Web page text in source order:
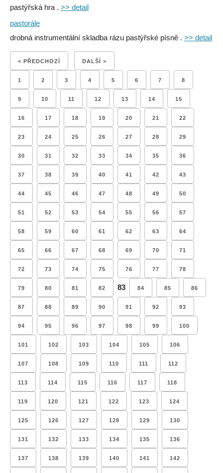
pastýřská hra . >> detail
pastorále
drobná instrumentální skladba rázu pastýřské písně . >> detail
< PŘEDCHOZÍ DALŠÍ >
1 2 3 4 5 6 7 8
9 10 11 12 13 14 15
16 17 18 19 20 21 22
23 24 25 26 27 28 29
30 31 32 33 34 35 36
37 38 39 40 41 42 43
44 45 46 47 48 49 50
51 52 53 54 55 56 57
58 59 60 61 62 63 64
65 66 67 68 69 70 71
72 73 74 75 76 77 78
79 80 81 82 83 84 85 86
87 88 89 90 91 92 93
94 95 96 97 98 99 100
101 102 103 104 105 106
107 108 109 110 111 112
113 114 115 116 117 118
119 120 121 122 123 124
125 126 127 128 129 130
131 132 133 134 135 136
137 138 139 140 141 142